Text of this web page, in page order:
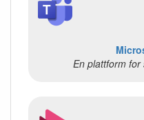
En plattform